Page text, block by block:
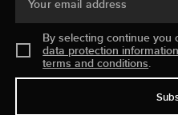
Your email address
By selecting continue
data protection information
terms and conditions.